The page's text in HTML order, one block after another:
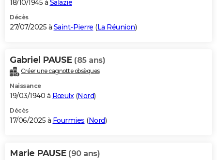
18/10/1945 à Salazie
Décès
27/07/2025 à Saint-Pierre (La Réunion)
Gabriel PAUSE (85 ans)
Créer une cagnotte obsèques
Naissance
19/03/1940 à Rœulx(Nord)
Décès
17/06/2025 à Fourmies (Nord)
Marie PAUSE (90 ans)